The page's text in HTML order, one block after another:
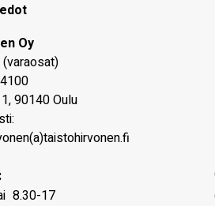
Oy
,90140Oulu
8.30-17